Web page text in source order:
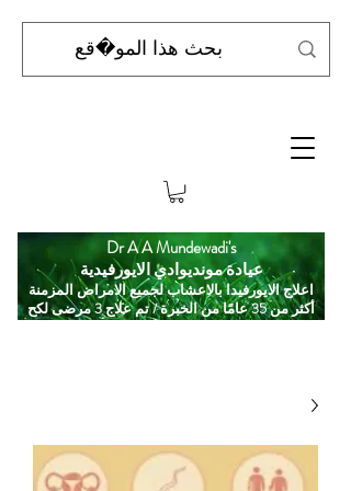
Dr A A Mundewadi's
عيادة مونديوادي الايورفيدية
اعلاج الايورفيدا بالاعشاب لجميع الامراض المزمنة
أكثر من 35 عامًا من الخبرة / تم علاج 3 مرضى لكح